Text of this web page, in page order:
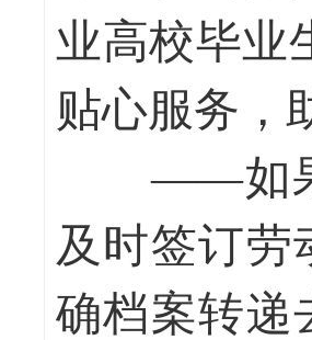
业高校毕业
贴心服务，
——如果
及时签订劳
确档案转递